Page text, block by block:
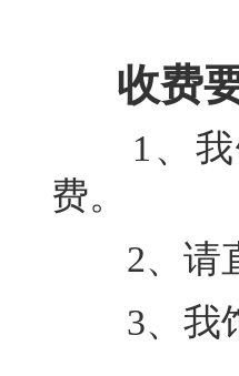
收费
1、我馆
费。
2、请直
3、我馆